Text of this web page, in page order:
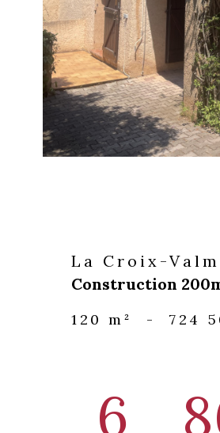
La Croix-
Construction
120 m² - 724
6